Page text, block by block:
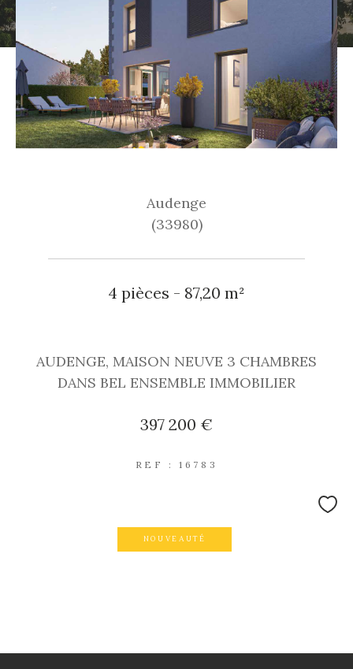
Audenge
(33980)
4 pièces - 87,20 m²
AUDENGE, MAISON NEUVE 3 CHAMBRES
DANS BEL ENSEMBLE IMMOBILIER
397 200 €
REF : 16783
NOUVEAUTÉ